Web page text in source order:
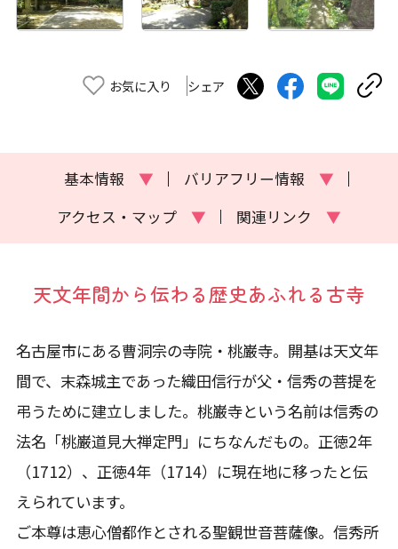
お気に入り シェア
基本情報 ▼ バリアフリー情報
▼
アクセス・マップ
▼ 関連リンク ▼
天文年間から伝わる歴史あふれる古寺
名古屋市にある曹洞宗の寺院・桃巌寺。開基は天文年
間で、末森城主であった織田信行が父・信秀の菩提を
弔うために建立しました。桃巌寺という名前は信秀の
法名「桃巌道見大禅定門」にちなんだもの。正徳2年
（1712）、正徳4年（1714）に現在地に移ったと伝
えられています。
ご本尊は恵心僧都作とされる聖観世音菩薩像。信秀所